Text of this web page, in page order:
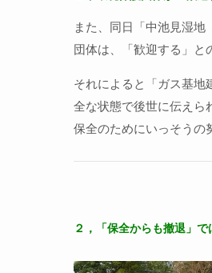
また、同日「中池見湿
団体は、「歓迎する」と
それによると「ガス基地
全な状態で後世に伝えら
保全のためにいっそうの
２，「保全からも撤退」